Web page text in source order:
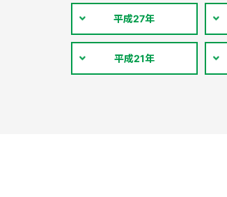
平成27年
平成21年